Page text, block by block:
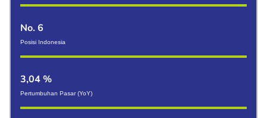
No. 6
Posisi Indonesia
3,04 %
Pertumbuhan Pasar (YoY)